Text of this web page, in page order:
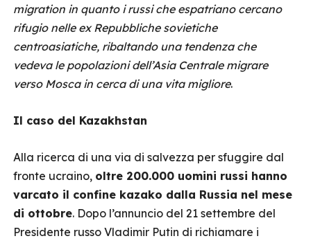
migration in quanto i russi che espatriano cercano
rifugio nelle ex Repubbliche sovietiche
centroasiatiche, ribaltando una tendenza che
vedeva le popolazioni dell’Asia Centrale migrare
verso Mosca in cerca di una vita migliore.
Il caso del Kazakhstan
Alla ricerca di una via di salvezza per sfuggire dal
fronte ucraino, oltre 200.000 uomini russi hanno
varcato il confine kazako dalla Russia nel mese
di ottobre. Dopo l’annuncio del 21 settembre del
Presidente russo Vladimir Putin di richiamare i